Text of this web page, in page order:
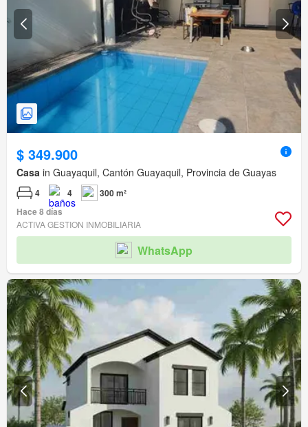
$ 349.900
Casa in Guayaquil, Cantón Guayaquil, Provincia de Guayas
4 4
300 m²
Hace 8 días
ACTIVA GESTION INMOBILIARIA
WhatsApp